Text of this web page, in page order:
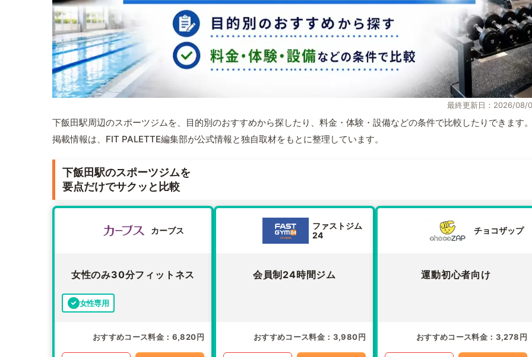
最終更新日：2026/08/
下飯田駅周辺のスポーツジムを、目的別のおすすめから探したり、料金・体験・設備などの条件で比較したりできます
掲載情報は、FIT PALETTE編集部が公式情報と独自取材をもとに整理しています。
下飯田駅のスポーツジムを
要点だけでサクッと比較
カーブス
女性のみ30分フィットネス
女性専用
おすすめコース料金 6,820円
ファストジム
24
会員制24時間ジム
おすすめコース料金 3,980円
チョコザップ
運動初心者向け
おすすめコース料金 3,278円